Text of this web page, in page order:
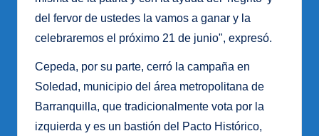
del fervor de ustedes la vamos a ganar y la
celebraremos el próximo 21 de junio", expresó.
Cepeda, por su parte, cerró la campaña en
Soledad, municipio del área metropolitana de
Barranquilla, que tradicionalmente vota por la
izquierda y es un bastión del Pacto Histórico,